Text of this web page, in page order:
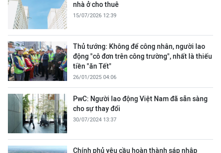
nhà ở cho thuê
15/07/2026 12:39
Thủ tướng: Không để công nhân, người lao
động "cô đơn trên công trường", nhất là thiếu
tiền "ăn Tết"
26/01/2025 04:06
PwC: Người lao động Việt Nam đã sẵn sàng
cho sự thay đổi
30/07/2024 13:37
Chính phủ yêu cầu hoàn thành sáp nhập